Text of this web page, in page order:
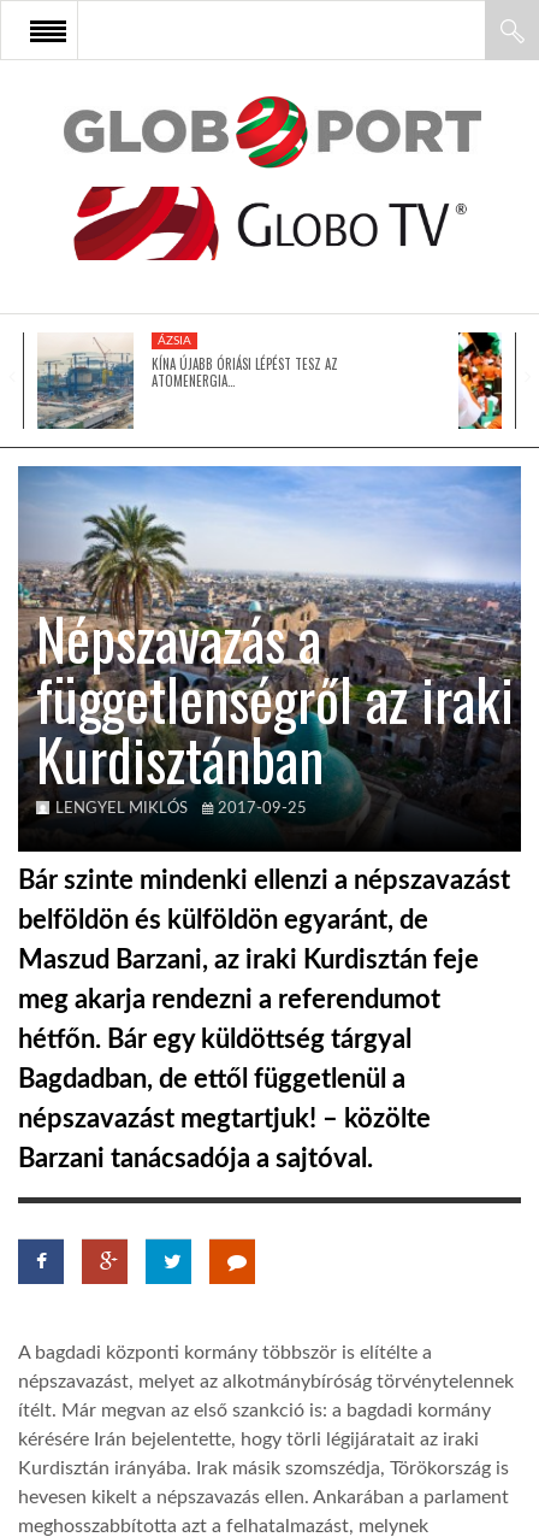
FŐOLDAL
AFRIKA
ÁZSIA
LATIN-AMERIKA
KÖZEL-KELET
AUSZTRÁLIA
A VILÁG ITTHON
HÍR3D
TROPICALMAGAZIN
GLOBOTV
AFRIKA TUDÁSTÁR
A NAP SZÉPE
LINKTR.EE
GLOBOZSARU
ÁZSIA
KÍNA ÚJABB ÓRIÁSI LÉPÉST TESZ AZ
ATOMENERGIA…
Népszavazás a
függetlenségről az iraki
Kurdisztánban
LENGYEL MIKLÓS 2017-09-25
Bár szinte mindenki ellenzi a népszavazást
belföldön és külföldön egyaránt, de
Maszud Barzani, az iraki Kurdisztán feje
meg akarja rendezni a referendumot
hétfőn. Bár egy küldöttség tárgyal
Bagdadban, de ettől függetlenül a
népszavazást megtartjuk! – közölte
Barzani tanácsadója a sajtóval.
A bagdadi központi kormány többször is elítélte a
népszavazást, melyet az alkotmánybíróság törvénytelennek
ítélt. Már megvan az első szankció is: a bagdadi kormány
kérésére Irán bejelentette, hogy törli légijáratait az iraki
Kurdisztán irányába. Irak másik szomszédja, Törökország is
hevesen kikelt a népszavazás ellen. Ankarában a parlament
meghosszabbította azt a felhatalmazást, melynek